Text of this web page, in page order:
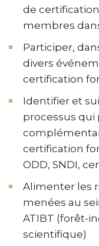
de
membres
Participer,
divers
certification
Identifier et
processus
certification
ODD, SNDI,
Alimenter les
menées au
ATIBT (forêt-
scientifique)